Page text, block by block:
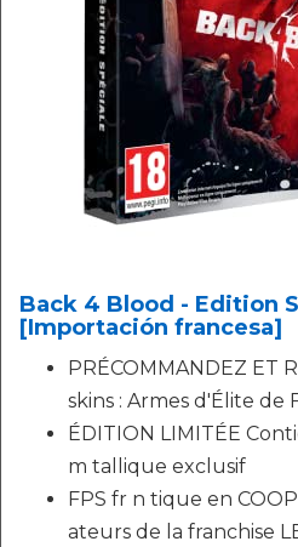
Back 4 Blood - Edition
[Importación francesa]
PRÉCOMMANDEZ ET
skins : Armes d'Élite de
ÉDITION LIMITÉE
m tallique exclusif
FPS fr n tique en
ateurs de la franchise